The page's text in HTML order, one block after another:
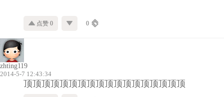
点赞 0 0
zhting119
2014-5-7 12:43:34
顶顶顶顶顶顶顶顶顶顶顶顶顶顶顶顶顶顶